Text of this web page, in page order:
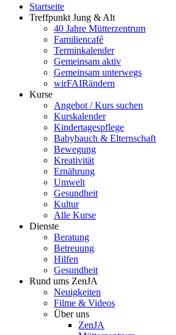
Startseite
Treffpunkt Jung & Alt
40 Jahre Mütterzentrum
Familiencafé
Terminkalender
Gemeinsam aktiv
Gemeinsam unterwegs
wirFAIRändern
Kurse
Angebot / Kurs suchen
Kurskalender
Kindertagespflege
Babybauch & Elternschaft
Bewegung
Kreativität
Ernährung
Umwelt
Gesundheit
Kultur
Alle Kurse
Dienste
Beratung
Betreuung
Hilfen
Gesundheit
Rund ums ZenJA
Neuigkeiten
Filme & Videos
Über uns
ZenJA